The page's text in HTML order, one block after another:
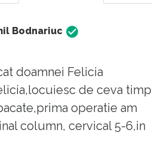
Bodnariuc
doamnei Felicia
de ceva timp
operatie am
column, cervical 5-6,in
drept-tibial